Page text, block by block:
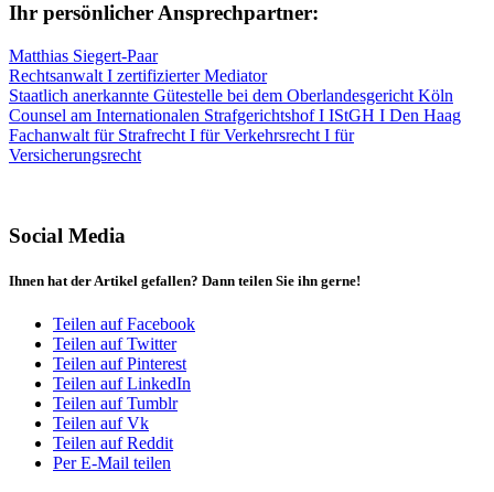
Ihr persönlicher Ansprechpartner:
Matthias Siegert-Paar
Rechtsanwalt I zertifizierter Mediator
Staatlich anerkannte Gütestelle bei dem Oberlandesgericht Köln
Counsel am Internationalen Strafgerichtshof I IStGH I Den Haag
Fachanwalt für Strafrecht I für Verkehrsrecht I für
Versicherungsrecht
Social Media
Ihnen hat der Artikel gefallen? Dann teilen Sie ihn gerne!
Teilen auf Facebook
Teilen auf Twitter
Teilen auf Pinterest
Teilen auf LinkedIn
Teilen auf Tumblr
Teilen auf Vk
Teilen auf Reddit
Per E-Mail teilen